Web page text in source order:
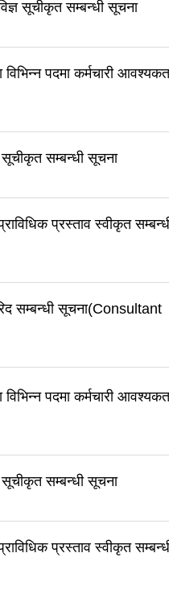
सूचीकृत सम्बन्धी सूचना
विभिन्न पदमा कर्मचारी
सम्बन्धी सूचना
प्रस्ताव स्वीकृत
सम्बन्धी सूचना(Consultant
विभिन्न पदमा कर्मचारी
सम्बन्धी सूचना
प्रस्ताव स्वीकृत